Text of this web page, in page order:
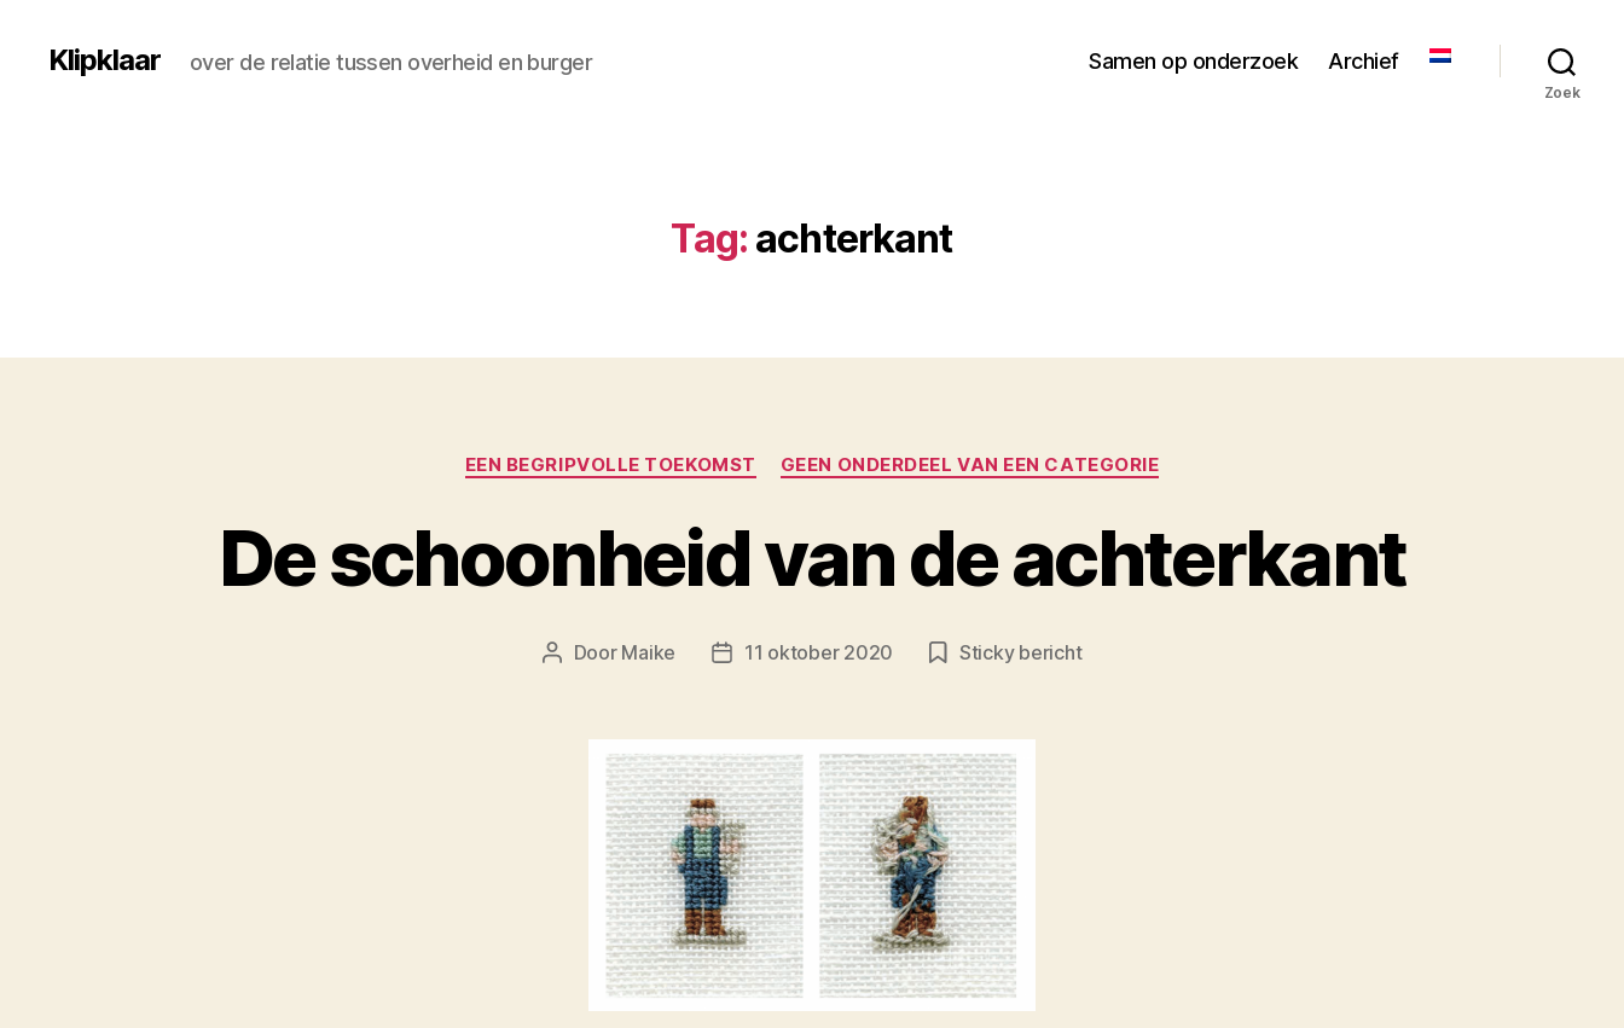
Klipklaar over de relatie tussen overheid en burger Samen op onderzoek Archief
Zoek
Tag: achterkant
Categorieën
EEN BEGRIPVOLLE TOEKOMST GEEN ONDERDEEL VAN EEN CATEGORIE
De schoonheid van de achterkant
Berichtauteur
Door Maike Berichtdatum
11 oktober 2020 Sticky bericht